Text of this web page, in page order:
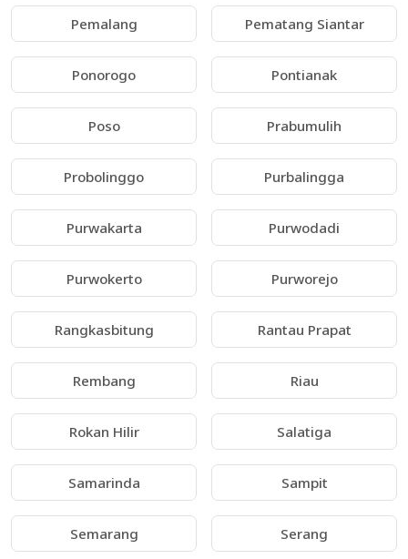
Pemalang Pematang Siantar
Ponorogo Pontianak
Poso Prabumulih
Probolinggo Purbalingga
Purwakarta Purwodadi
Purwokerto Purworejo
Rangkasbitung Rantau Prapat
Rembang Riau
Rokan Hilir Salatiga
Samarinda Sampit
Semarang Serang